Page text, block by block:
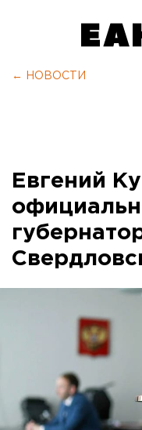
← НОВОСТИ
Евгений